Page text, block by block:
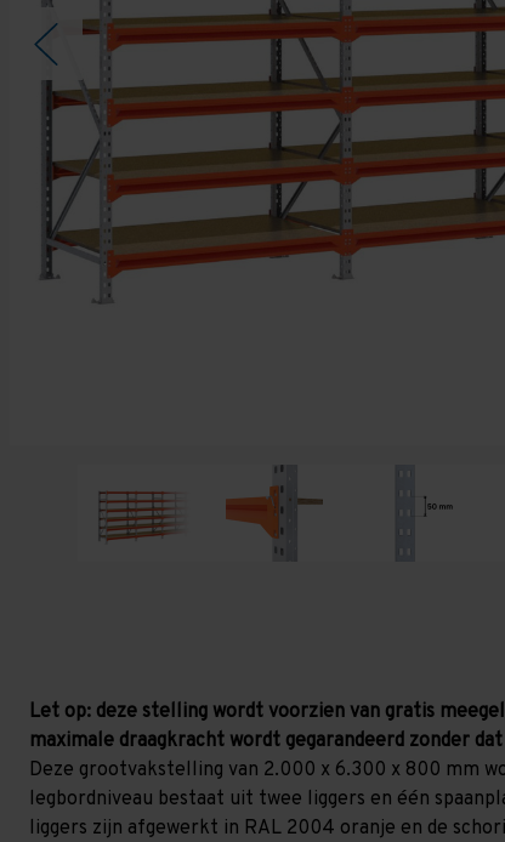
Let op: deze stelling wordt voorzien van gratis
maximale draagkracht wordt gegarandeerd zonder
Deze grootvakstelling van 2.000 x 6.300 x 800 mm
legbordniveau bestaat uit twee liggers en één
liggers zijn afgewerkt in RAL 2004 oranje en de